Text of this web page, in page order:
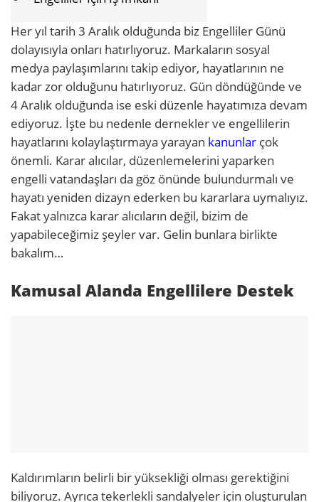
Her yıl tarih 3 Aralık olduğunda biz Engelliler Günü
dolayısıyla onları hatırlıyoruz. Markaların sosyal
medya paylaşımlarını takip ediyor, hayatlarının ne
kadar zor olduğunu hatırlıyoruz. Gün döndüğünde ve
4 Aralık olduğunda ise eski düzenle hayatımıza devam
ediyoruz. İşte bu nedenle dernekler ve engellilerin
hayatlarını kolaylaştırmaya yarayan kanunlar çok
önemli. Karar alıcılar, düzenlemelerini yaparken
engelli vatandaşları da göz önünde bulundurmalı ve
hayatı yeniden dizayn ederken bu kararlara uymalıyız.
Fakat yalnızca karar alıcıların değil, bizim de
yapabileceğimiz şeyler var. Gelin bunlara birlikte
bakalım…
Kamusal Alanda Engellilere Destek
Kaldırımların belirli bir yüksekliği olması gerektiğini
biliyoruz. Ayrıca tekerlekli sandalyeler için oluşturulan